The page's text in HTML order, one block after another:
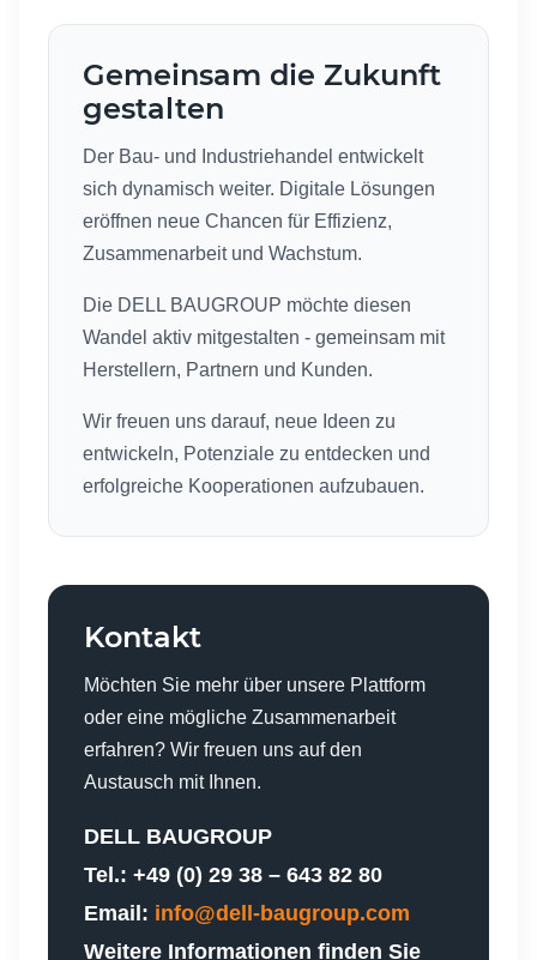
Gemeinsam die Zukunft
gestalten
Der Bau- und Industriehandel entwickelt
sich dynamisch weiter. Digitale Lösungen
eröffnen neue Chancen für Effizienz,
Zusammenarbeit und Wachstum.
Die DELL BAUGROUP möchte diesen
Wandel aktiv mitgestalten - gemeinsam mit
Herstellern, Partnern und Kunden.
Wir freuen uns darauf, neue Ideen zu
entwickeln, Potenziale zu entdecken und
erfolgreiche Kooperationen aufzubauen.
Kontakt
Möchten Sie mehr über unsere Plattform
oder eine mögliche Zusammenarbeit
erfahren? Wir freuen uns auf den
Austausch mit Ihnen.
DELL BAUGROUP
Tel.: +49 (0) 29 38 – 643 82 80
Email: info@dell-baugroup.com
Weitere Informationen finden Sie